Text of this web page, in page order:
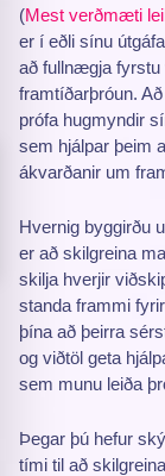
(Mest verðmæti
er í eðli sínu
að fullnægja fyrstu
framtíðarþróun.
prófa hugmyndir
sem hjálpar þeim
ákvarðanir um
Hvernig byggirðu
er að skilgreina
skilja hverjir
standa frammi
þína að þeirra
og viðtöl geta
sem munu leiða
Þegar þú hefur
tími til að